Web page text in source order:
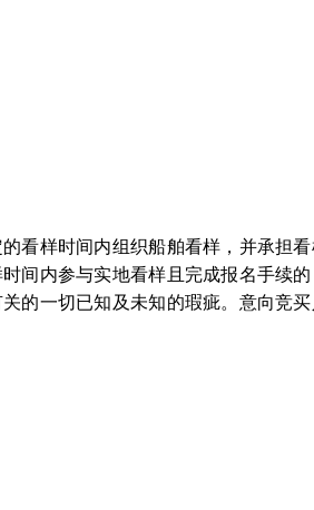
看样时间内组织船舶看样，并承担
间内参与实地看样且完成报名手续
的一切已知及未知的瑕疵。意向竞